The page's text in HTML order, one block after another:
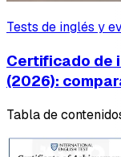
Tests de inglés y
Certificado de
(2026):
Tabla de